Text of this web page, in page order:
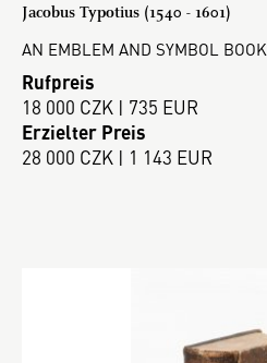
Jacobus Typotius (1540 - 1601)
AN EMBLEM AND SYMBOL BOOK
Rufpreis
18 000 CZK | 735 EUR
Erzielter Preis
28 000 CZK | 1 143 EUR